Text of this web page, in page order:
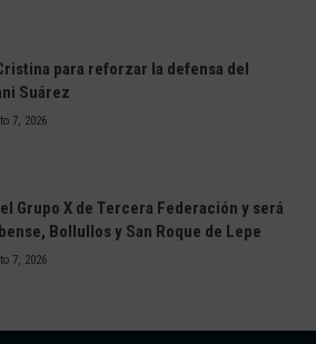
para reforzar la defensa del
Suárez
7, 2026
Grupo X de Tercera Federación y será
Bollullos y San Roque de Lepe
7, 2026